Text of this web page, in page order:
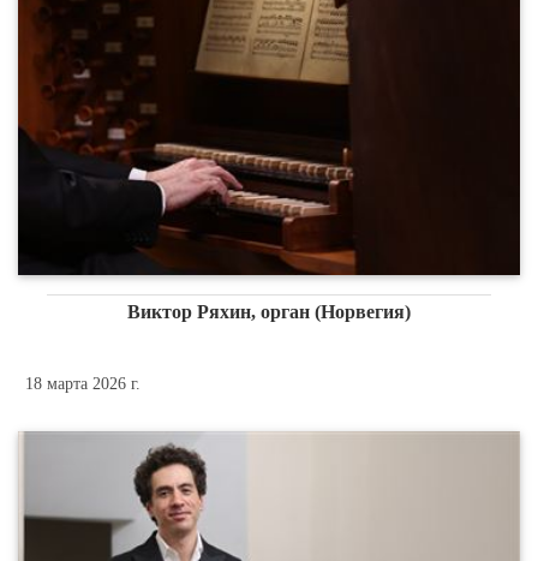
Виктор Ряхин, орган (Норвегия)
18 марта 2026 г.